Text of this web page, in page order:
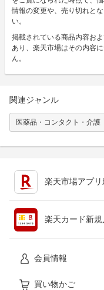
情報の変更や、売り切れと
い。
掲載されている商品内容お
あり、楽天市場はその内容
ん。
関連ジャンル
医薬品・コンタクト・介護
楽天市場アプリ
楽天カード新規
会員情報
買い物かご